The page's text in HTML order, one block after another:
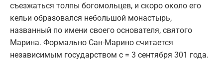
съезжаться толпы богомольцев, и скоро около его
кельи образовался небольшой монастырь,
названный по имени своего основателя, святого
Марина. Формально Сан-Марино считается
независимым государством с = 3 сентября 301 года.